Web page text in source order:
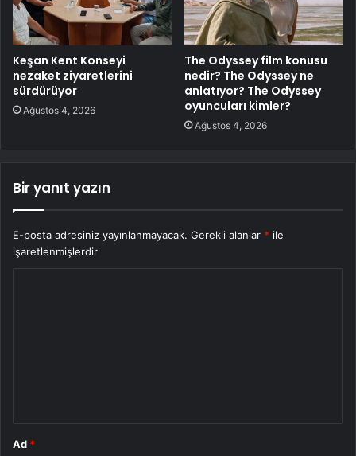
Keşan Kent Konseyi
nezaket ziyaretlerini
sürdürüyor
Ağustos 4, 2026
The Odyssey film konusu
nedir? The Odyssey ne
anlatıyor? The Odyssey
oyuncuları kimler?
Ağustos 4, 2026
Bir yanıt yazın
E-posta adresiniz yayınlanmayacak. Gerekli alanlar * ile
işaretlenmişlerdir
Ad *